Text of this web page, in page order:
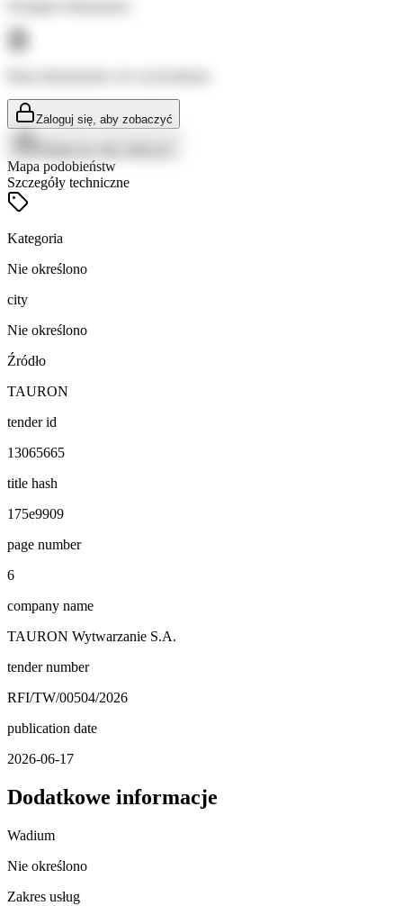
Zaloguj się, aby zobaczyć
Mapa podobieństw
Szczegóły techniczne
Kategoria
Nie określono
city
Nie określono
Źródło
TAURON
tender id
13065665
title hash
175e9909
page number
6
company name
TAURON Wytwarzanie S.A.
tender number
RFI/TW/00504/2026
publication date
2026-06-17
Dodatkowe informacje
Wadium
Nie określono
Zakres usług